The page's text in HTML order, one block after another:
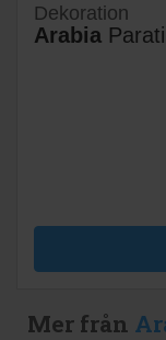
Dekoration
Arabia
Mer från